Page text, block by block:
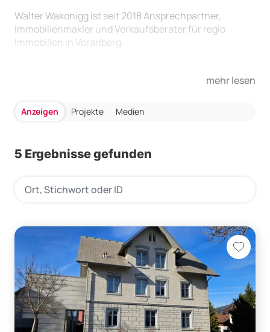
Walter Wakonigg ist seit 2018 Ansprechpartner,
Immobilienmakler und Verkaufsberater für regio
Immobilien in Vorarlberg.
mehr lesen
Anzeigen Projekte Medien
5 Ergebnisse gefunden